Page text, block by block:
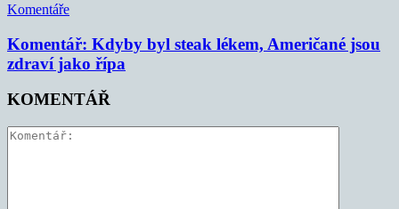
Komentáře
Komentář: Kdyby byl steak lékem, Američané jsou
zdraví jako řípa
KOMENTÁŘ